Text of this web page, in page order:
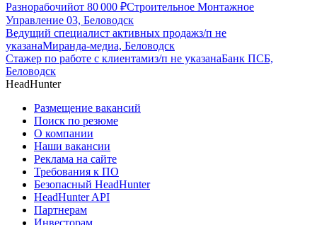
Разнорабочийот 80 000 ₽Строительное Монтажное
Управление 03, Беловодск
Ведущий специалист активных продажз/п не
указанаМиранда-медиа, Беловодск
Стажер по работе с клиентамиз/п не указанаБанк ПСБ,
Беловодск
HeadHunter
Размещение вакансий
Поиск по резюме
О компании
Наши вакансии
Реклама на сайте
Требования к ПО
Безопасный HeadHunter
HeadHunter API
Партнерам